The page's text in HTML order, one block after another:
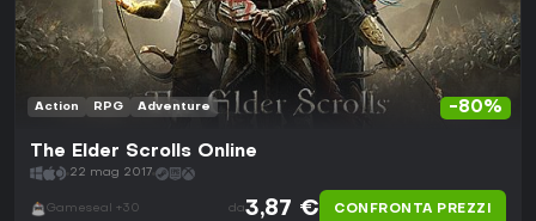
-80%
Action RPG Adventure
The Elder Scrolls Online
22 mag 2017
Gameseal +30 da3,87 € CONFRONTA PREZZI